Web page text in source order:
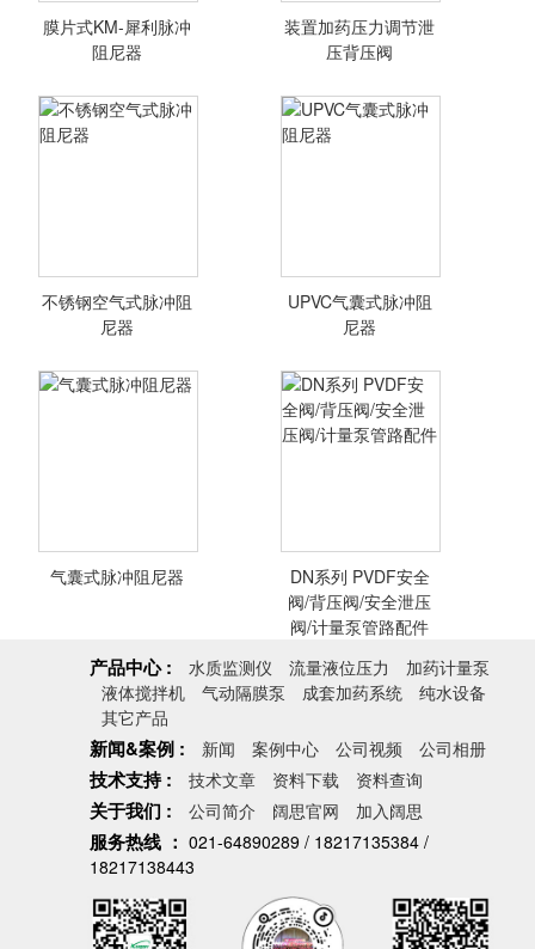
<查看详情> <查看详情>
<查看详情>
膜片式KM-犀利脉冲
阻尼器
<查看详情>
装置加药压力调节泄
压背压阀
<查看详情>
不锈钢空气式脉冲阻
尼器
UPVC气囊式脉冲
<查看详情>
UPVC气囊式脉冲阻
尼器
气囊式脉冲阻尼器
<查看详情>
气囊式脉冲阻尼器
DN系列 PVDF安
泄压阀/计量泵管
路配件
DN系列 PVDF安全
阀/背压阀/安全泄压
阀/计量泵管路配件
产品中心 : 水质监测仪 流量液位压力
加药计量泵
液体搅拌机
气动隔膜泵 成套加药系统
纯水设备
其它产品
新闻&案例 : 新闻 案例中心 公司视频 公司相册
技术支持 : 技术文章 资料下载 资料查询
关于我们 : 公司简介 阔思官网 加入阔思
服务热线 ： 021-64890289 / 18217135384 /
18217138443